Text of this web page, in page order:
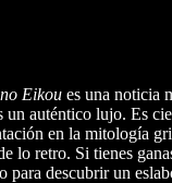
Eikou es una noticia
auténtico lujo. Es
en la mitología
lo retro. Si tienes
descubrir un